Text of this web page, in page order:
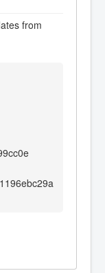
from